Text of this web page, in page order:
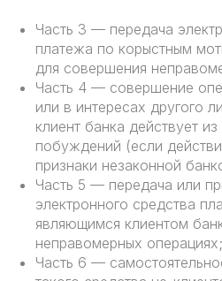
Часть 3 — передача
платежа по корыстным
для совершения
Часть 4 — совершение
или в интересах другого
клиент банка действует
побуждений (если
признаки незаконной
Часть 5 — передача или
электронного средства
являющимся клиентом
неправомерных операциях;
Часть 6 —